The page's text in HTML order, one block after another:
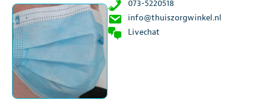
073-5220518
info@thuiszorgwinkel.nl
Livechat